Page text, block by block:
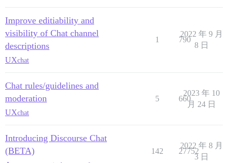
Improve editiability and
visibility of Chat channel
descriptions
UXchat
1 790
2022 年 9 月
8 日
Chat rules/guidelines and
moderation
UXchat
5 660
2023 年 10
月 24 日
Introducing Discourse Chat
(BETA)
142 27752
2022 年 8 月
3 日